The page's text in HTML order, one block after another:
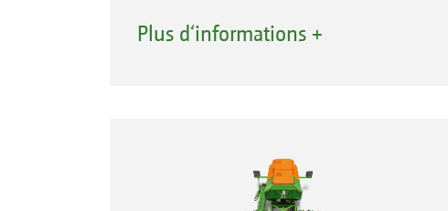
hydraulique de jalonnage et essieu
semis intégrale et entrée dans la culture
sans passer sur les rangs de semis pour
Plus d‘informations +